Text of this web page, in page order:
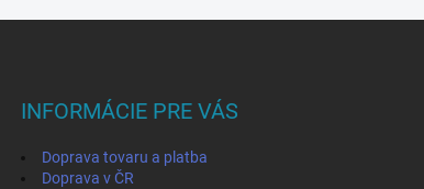
INFORMÁCIE PRE VÁS
Doprava tovaru a platba
Doprava v ČR